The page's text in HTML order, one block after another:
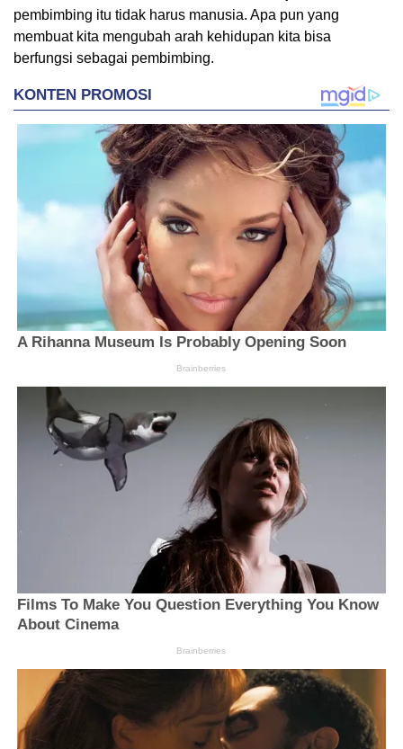
pembimbing itu tidak harus manusia. Apa pun yang
membuat kita mengubah arah kehidupan kita bisa
berfungsi sebagai pembimbing.